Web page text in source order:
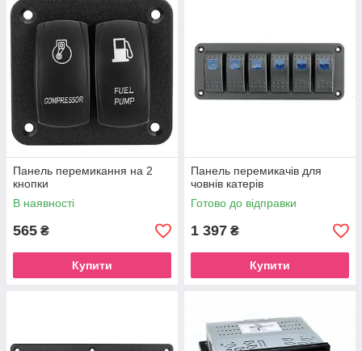
Панель перемикання на 2
кнопки
В наявності
565 ₴
Купити
Панель перемикачів для
човнів катерів
Готово до відправки
1 397 ₴
Купити